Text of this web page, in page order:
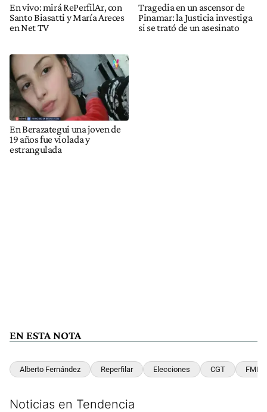
En vivo: mirá RePerfilAr, con
Santo Biasatti y María Areces
en Net TV
Tragedia en un ascensor de
Pinamar: la Justicia investiga
si se trató de un asesinato
En Berazategui una joven de
19 años fue violada y
estrangulada
EN ESTA NOTA
Alberto Fernández Reperfilar Elecciones CGT FMI
Noticias en Tendencia